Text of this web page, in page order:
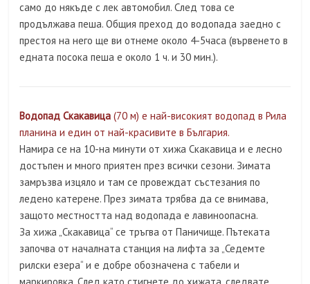
само до някъде с лек автомобил. След това се
продължава пеша. Общия преход до водопада заедно с
престоя на него ще ви отнеме около 4-5часа (вървенето в
едната посока пеша е около 1 ч. и 30 мин.).
Водопад Скакавица (70 м) е най-високият водопад в Рила
планина и един от най-красивите в България.
Намира се на 10-на минути от хижа Скакавица и е лесно
достъпен и много приятен през всички сезони. Зимата
замръзва изцяло и там се провеждат състезания по
ледено катерене. През зимата трябва да се внимава,
защото местността над водопада е лавиноопасна.
За хижа „Скакавица“ се тръгва от Паничище. Пътеката
започва от началната станция на лифта за „Седемте
рилски езера“ и е добре обозначена с табели и